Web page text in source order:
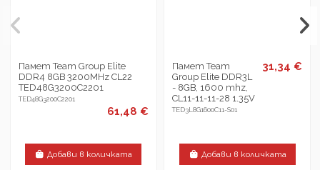
Памет Team Group Elite
DDR4 8GB 3200MHz CL22
TED48G3200C2201
TED48G3200C2201
61,48 €
Добави в количката
Памет Team
Group Elite DDR3L
- 8GB, 1600 mhz,
CL11-11-11-28 1.35V
TED3L8G1600C11-S01
31,34 €
Добави в количката